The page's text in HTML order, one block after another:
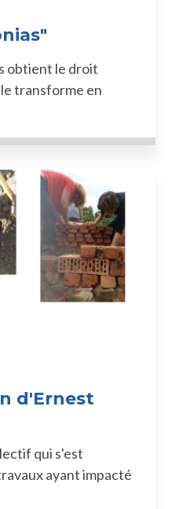
obtient le droit
transforme en
d'Ernest
qui s'est
ayant impacté